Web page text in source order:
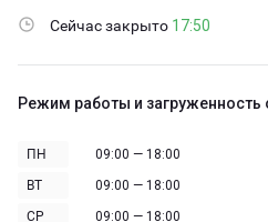
Сейчас закрыто 17:50
Режим работы и загруженность
ПН
09:00 — 18:00
ВТ
09:00 — 18:00
СР
09:00 — 18:00